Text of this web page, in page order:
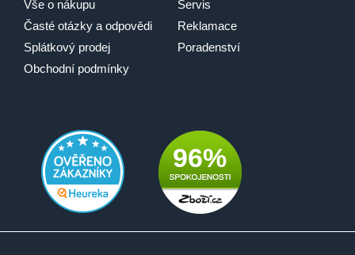
Vše o nákupu
Časté otázky a odpovědi
Splátkový prodej
Obchodní podmínky
Servis
Reklamace
Poradenství
96%